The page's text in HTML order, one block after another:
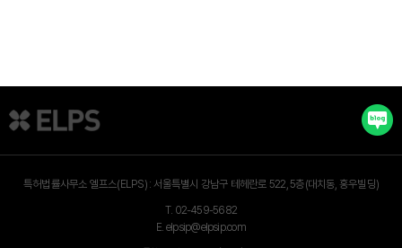
특허법률사무소 엘프스(ELPS) : 서울특별시 강남구 테헤란로 522, 5층(대치동, 홍우빌딩)
T. 02-459-5682
E. elpsip@elpsip.com